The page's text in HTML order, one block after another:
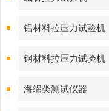
铝材料拉压力试验机
钢材料拉压力试验机
海绵类测试仪器